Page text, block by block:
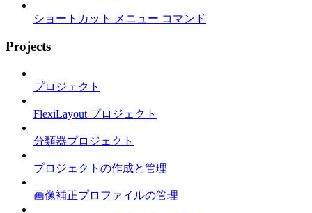
ショートカット メニュー コマンド
Projects
プロジェクト
FlexiLayout プロジェクト
分類器プロジェクト
プロジェクトの作成と管理
画像補正プロファイルの管理